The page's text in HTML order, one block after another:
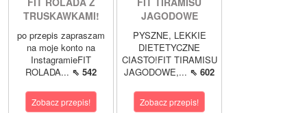
TRUSKAWKAMI!
po przepis zapraszam
na moje konto na
InstagramieFIT
ROLADA... ⇖ 542
Zobacz przepis!
JAGODOWE
PYSZNE, LEKKIE
DIETETYCZNE
CIASTO!FIT TIRAMISU
JAGODOWE,... ⇖ 602
Zobacz przepis!